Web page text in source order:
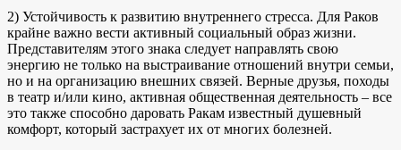
2) Устойчивость к развитию внутреннего стресса. Для Раков
крайне важно вести активный социальный образ жизни.
Представителям этого знака следует направлять свою
энергию не только на выстраивание отношений внутри семьи,
но и на организацию внешних связей. Верные друзья, походы
в театр и/или кино, активная общественная деятельность – все
это также способно даровать Ракам известный душевный
комфорт, который застрахует их от многих болезней.